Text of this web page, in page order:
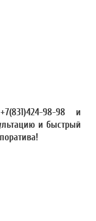
98-98 и
и быстрый